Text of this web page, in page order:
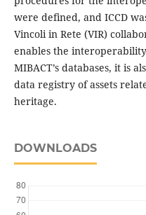
were defined, and ICCD
Vincoli in Rete (VIR)
enables the
MIBACT’s databases, it is
data registry of assets
heritage.
DOWNLOADS